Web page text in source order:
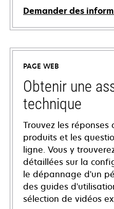
Demander des
PAGE WEB
Obtenir une
technique
Trouvez les réponses
produits et les
ligne. Vous y
détaillées sur la
le dépannage d'un
des guides
sélection de vidéos